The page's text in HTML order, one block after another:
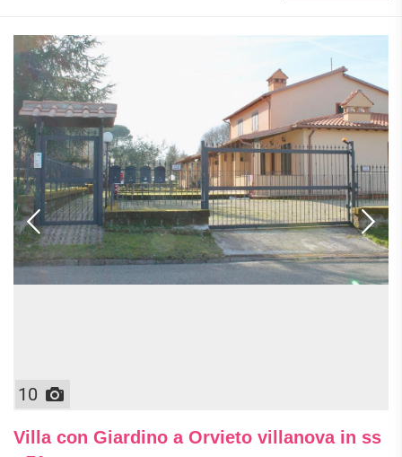
10
Villa con Giardino a Orvieto villanova in ss